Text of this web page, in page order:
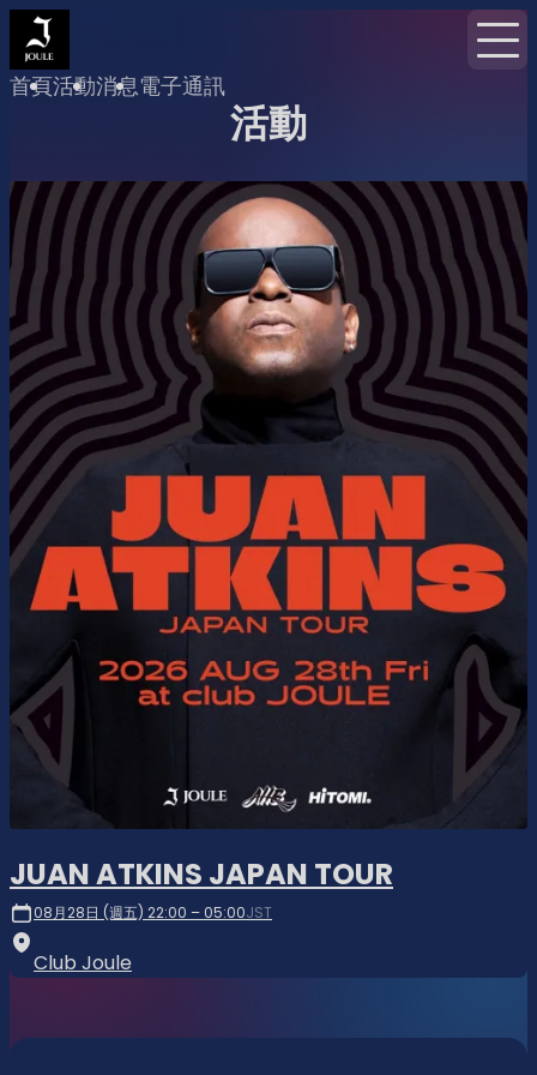
首頁活動消息電子通訊
活動
JUAN ATKINS JAPAN TOUR
08月28日 (週五) 22:00 – 05:00JST
Club Joule